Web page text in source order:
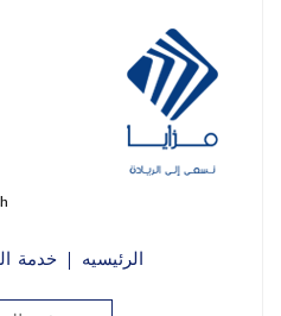
الرئيسيه خدمة